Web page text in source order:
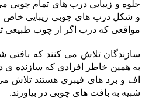
جلوه و زیبایی درب های تمام چوبی
و شکل درب های چوبی زیبایی خاص
مواقعی که درب اگر از چوب طبیعی
سازندگان تلاش می کنند که بافتی
به همین خاطر افرادی که سازنده
اف و برد های فیبری هستند تلاش
شبیه به بافت های چوبی در بیاورند.